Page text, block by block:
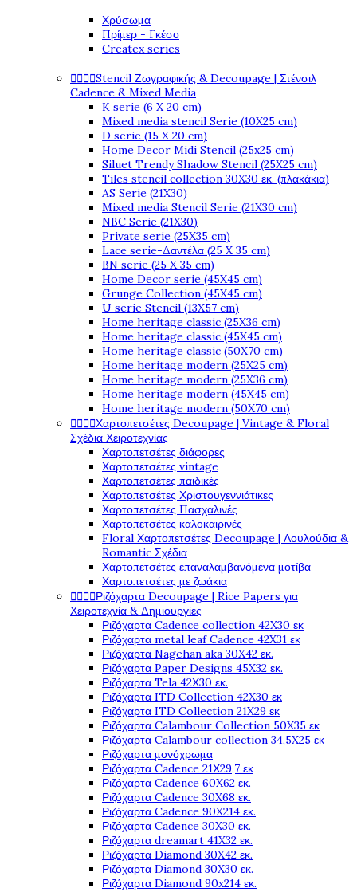
Χρύσωμα
Πρίμερ - Γκέσο
Createx series
Stencil Ζωγραφικής & Decoupage | Στένσιλ
Cadence & Mixed Media
K serie (6 X 20 cm)
Mixed media stencil Serie (10X25 cm)
D serie (15 X 20 cm)
Home Decor Midi Stencil (25x25 cm)
Siluet Trendy Shadow Stencil (25X25 cm)
Tiles stencil collection 30X30 εκ. (πλακάκια)
AS Serie (21X30)
Mixed media Stencil Serie (21X30 cm)
NBC Serie (21X30)
Private serie (25X35 cm)
Lace serie-Δαντέλα (25 X 35 cm)
BN serie (25 X 35 cm)
Home Decor serie (45X45 cm)
Grunge Collection (45X45 cm)
U serie Stencil (13X57 cm)
Home heritage classic (25X36 cm)
Home heritage classic (45X45 cm)
Home heritage classic (50X70 cm)
Home heritage modern (25X25 cm)
Home heritage modern (25X36 cm)
Home heritage modern (45X45 cm)
Home heritage modern (50X70 cm)
Χαρτοπετσέτες Decoupage | Vintage & Floral
Σχέδια Χειροτεχνίας
Χαρτοπετσέτες διάφορες
Χαρτοπετσέτες vintage
Χαρτοπετσέτες παιδικές
Χαρτοπετσέτες Χριστουγεννιάτικες
Χαρτοπετσέτες Πασχαλινές
Χαρτοπετσέτες καλοκαιρινές
Floral Χαρτοπετσέτες Decoupage | Λουλούδια &
Romantic Σχέδια
Χαρτοπετσέτες επαναλαμβανόμενα μοτίβα
Χαρτοπετσέτες με ζωάκια
Ριζόχαρτα Decoupage | Rice Papers για
Χειροτεχνία & Δημιουργίες
Ριζόχαρτα Cadence collection 42X30 εκ
Ριζόχαρτα metal leaf Cadence 42X31 εκ
Ριζόχαρτα Nagehan aka 30X42 εκ.
Ριζόχαρτα Paper Designs 45X32 εκ.
Ριζόχαρτα Tela 42Χ30 εκ.
Ριζόχαρτα ITD Collection 42X30 εκ
Ριζόχαρτα ITD Collection 21X29 εκ
Ριζόχαρτα Calambour Collection 50X35 εκ
Ριζόχαρτα Calambour collection 34,5X25 εκ
Ριζόχαρτα μονόχρωμα
Ριζόχαρτα Cadence 21Χ29,7 εκ
Ριζόχαρτα Cadence 60X62 εκ.
Ριζόχαρτα Cadence 30X68 εκ.
Ριζόχαρτα Cadence 90X214 εκ.
Ριζόχαρτα Cadence 30X30 εκ.
Ριζόχαρτα dreamart 41X32 εκ.
Ριζόχαρτα Diamond 30X42 εκ.
Ριζόχαρτα Diamond 30X30 εκ.
Ριζόχαρτα Diamond 90x214 εκ.